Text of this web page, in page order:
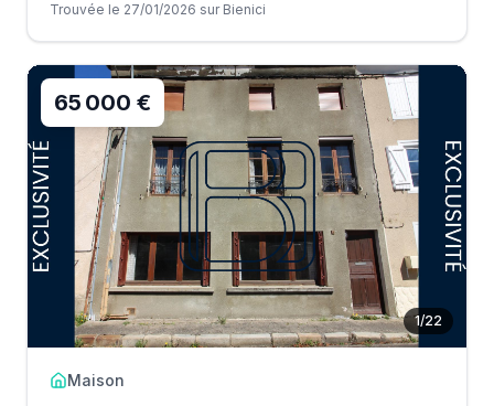
Trouvée le 27/01/2026 sur Bienici
1/22
65 000 €
Maison